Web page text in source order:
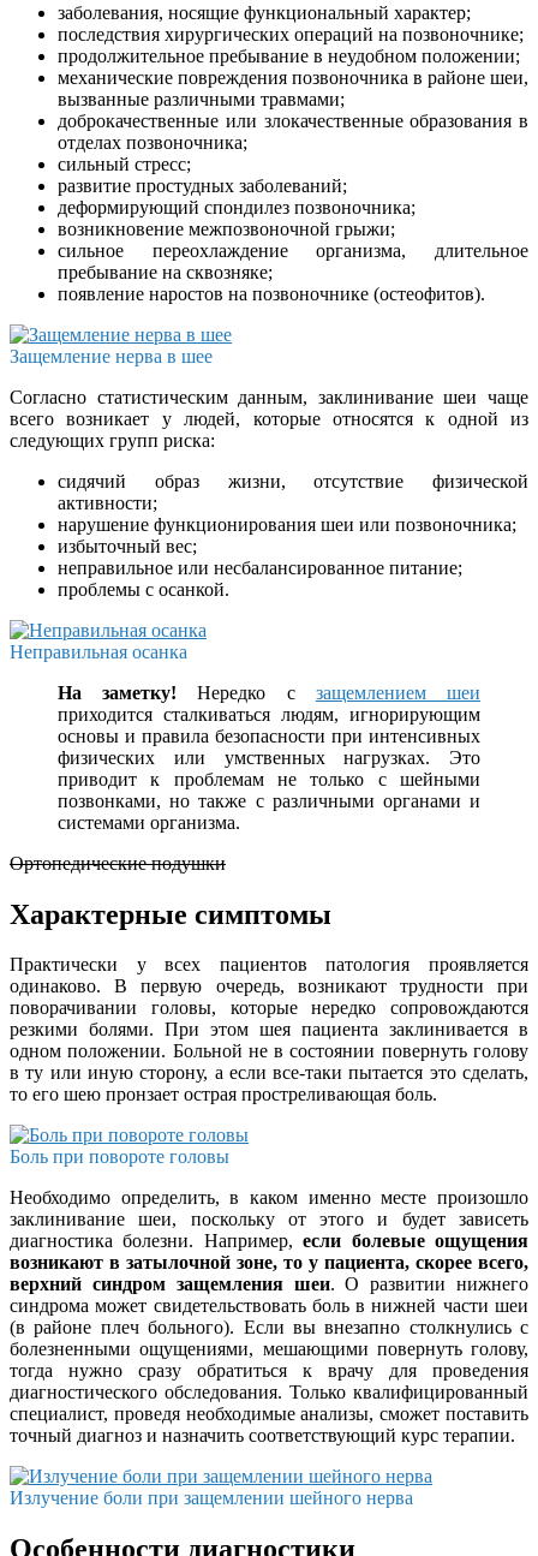
заболевания, носящие функциональный характер;
последствия хирургических операций на позвоночнике;
продолжительное пребывание в неудобном положении;
механические повреждения позвоночника в районе шеи,
вызванные различными травмами;
доброкачественные или злокачественные образования в
отделах позвоночника;
сильный стресс;
развитие простудных заболеваний;
деформирующий спондилез позвоночника;
возникновение межпозвоночной грыжи;
сильное переохлаждение организма, длительное
пребывание на сквозняке;
появление наростов на позвоночнике (остеофитов).
Защемление нерва в шее
Согласно статистическим данным, заклинивание шеи чаще
всего возникает у людей, которые относятся к одной из
следующих групп риска:
сидячий образ жизни, отсутствие физической
активности;
нарушение функционирования шеи или позвоночника;
избыточный вес;
неправильное или несбалансированное питание;
проблемы с осанкой.
Неправильная осанка
На заметку! Нередко с защемлением шеи
приходится сталкиваться людям, игнорирующим
основы и правила безопасности при интенсивных
физических или умственных нагрузках. Это
приводит к проблемам не только с шейными
позвонками, но также с различными органами и
системами организма.
Ортопедические подушки
Характерные симптомы
Практически у всех пациентов патология проявляется
одинаково. В первую очередь, возникают трудности при
поворачивании головы, которые нередко сопровождаются
резкими болями. При этом шея пациента заклинивается в
одном положении. Больной не в состоянии повернуть голову
в ту или иную сторону, а если все-таки пытается это сделать,
то его шею пронзает острая простреливающая боль.
Боль при повороте головы
Необходимо определить, в каком именно месте произошло
заклинивание шеи, поскольку от этого и будет зависеть
диагностика болезни. Например,если болевые ощущения
возникают в затылочной зоне, то у пациента, скорее всего,
верхний синдром защемления шеи. О развитии нижнего
синдрома может свидетельствовать боль в нижней части шеи
(в районе плеч больного). Если вы внезапно столкнулись с
болезненными ощущениями, мешающими повернуть голову,
тогда нужно сразу обратиться к врачу для проведения
диагностического обследования. Только квалифицированный
специалист, проведя необходимые анализы, сможет поставить
точный диагноз и назначить соответствующий курс терапии.
Излучение боли при защемлении шейного нерва
Особенности диагностики